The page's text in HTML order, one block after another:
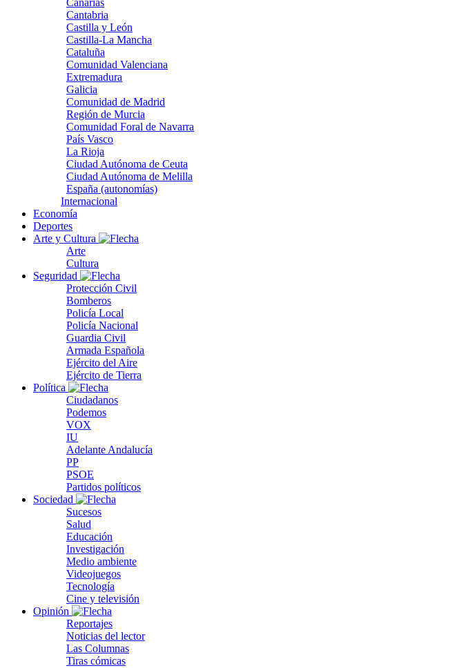
Canarias
Cantabria
Castilla y León
Castilla-La Mancha
Cataluña
Comunidad Valenciana
Extremadura
Galicia
Comunidad de Madrid
Región de Murcia
Comunidad Foral de Navarra
País Vasco
La Rioja
Ciudad Autónoma de Ceuta
Ciudad Autónoma de Melilla
España (autonomías)
Internacional
Economía
Deportes
Arte y Cultura
Arte
Cultura
Seguridad
Protección Civil
Bomberos
Policía Local
Policía Nacional
Guardia Civil
Armada Española
Ejército del Aire
Ejército de Tierra
Política
Ciudadanos
Podemos
VOX
IU
Adelante Andalucía
PP
PSOE
Partidos políticos
Sociedad
Sucesos
Salud
Educación
Investigación
Medio ambiente
Videojuegos
Tecnología
Cine y televisión
Opinión
Reportajes
Noticias del lector
Las Columnas
Tiras cómicas